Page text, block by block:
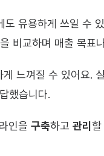
도 유용하게 쓰일 수
을 비교하며 매출 목표
느껴질 수 있어요.
했습니다.
인을 구축하고 관리 할